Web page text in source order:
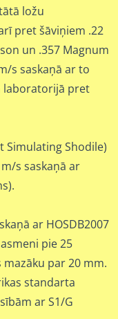
ložu
pret šāviņiem .22
un .357 Magnum
s saskaņā ar to
laboratorijā pret
Simulating Shodile)
s saskaņā ar
ar HOSDB2007
pie 25
par 20 mm.
standarta
ar S1/G